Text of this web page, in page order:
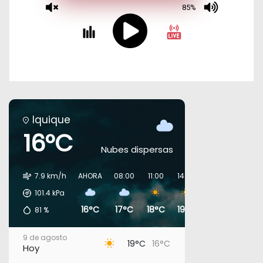
Iquique
16°C Nubes dispersas
7.9 km/h
101.4kPa
81 %
AHORA
16°C
08:00
17°C
11:00
18°C
14:00
19°C
9 de agosto
Hoy 19°C 16°C